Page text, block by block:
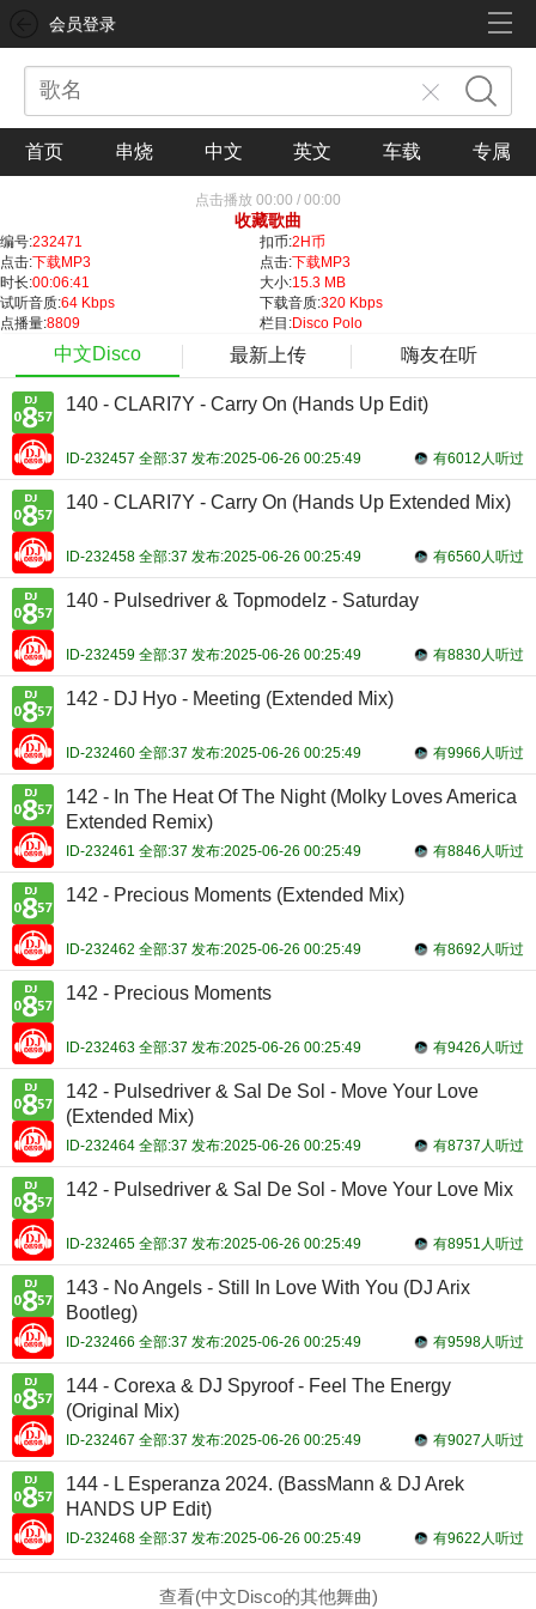
会员登录
首页 串烧 中文 英文 车载 专属
点击播放 00:00 / 00:00
收藏歌曲
编号:232471 扣币:2H币
点击:下载MP3 点击:下载MP3
时长:00:06:41 大小:15.3 MB
试听音质:64 Kbps 下载音质:320 Kbps
点播量:8809 栏目:Disco Polo
中文Disco 最新上传 嗨友在听
140 - CLARI7Y - Carry On (Hands Up Edit)
有6012人听过
ID-232457 全部:37 发布:2025-06-26 00:25:49
140 - CLARI7Y - Carry On (Hands Up Extended Mix)
有6560人听过
ID-232458 全部:37 发布:2025-06-26 00:25:49
140 - Pulsedriver & Topmodelz - Saturday
有8830人听过
ID-232459 全部:37 发布:2025-06-26 00:25:49
142 - DJ Hyo - Meeting (Extended Mix)
有9966人听过
ID-232460 全部:37 发布:2025-06-26 00:25:49
142 - In The Heat Of The Night (Molky Loves America
Extended Remix)
有8846人听过
ID-232461 全部:37 发布:2025-06-26 00:25:49
142 - Precious Moments (Extended Mix)
有8692人听过
ID-232462 全部:37 发布:2025-06-26 00:25:49
142 - Precious Moments
有9426人听过
ID-232463 全部:37 发布:2025-06-26 00:25:49
142 - Pulsedriver & Sal De Sol - Move Your Love
(Extended Mix)
有8737人听过
ID-232464 全部:37 发布:2025-06-26 00:25:49
142 - Pulsedriver & Sal De Sol - Move Your Love Mix
有8951人听过
ID-232465 全部:37 发布:2025-06-26 00:25:49
143 - No Angels - Still In Love With You (DJ Arix
Bootleg)
有9598人听过
ID-232466 全部:37 发布:2025-06-26 00:25:49
144 - Corexa & DJ Spyroof - Feel The Energy
(Original Mix)
有9027人听过
ID-232467 全部:37 发布:2025-06-26 00:25:49
144 - L Esperanza 2024. (BassMann & DJ Arek
HANDS UP Edit)
有9622人听过
ID-232468 全部:37 发布:2025-06-26 00:25:49
查看(中文Disco的其他舞曲)